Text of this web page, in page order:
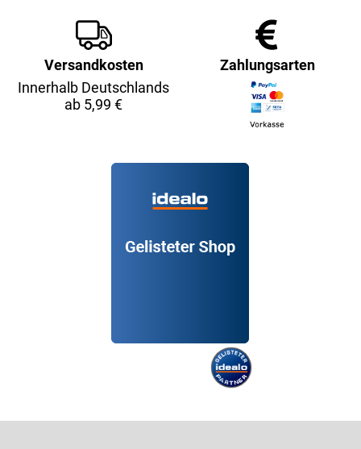
Versandkosten
Innerhalb Deutschlands
ab 5,99 €
Zahlungsarten